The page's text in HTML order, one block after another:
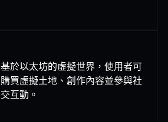
基於以太坊的虛擬世界，使用者可
購買虛擬土地、創作內容並參與社
交互動。